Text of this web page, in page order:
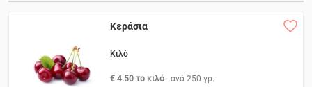
Κεράσια
Κιλό
€ 4.50 το κιλό - ανά250 γρ.